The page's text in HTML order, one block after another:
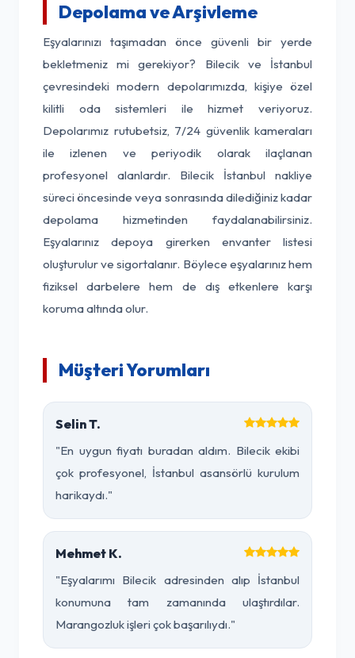
Depolama ve Arşivleme
Eşyalarınızı taşımadan önce güvenli bir yerde
bekletmeniz mi gerekiyor? Bilecik ve İstanbul
çevresindeki modern depolarımızda, kişiye özel
kilitli oda sistemleri ile hizmet veriyoruz.
Depolarımız rutubetsiz, 7/24 güvenlik kameraları
ile izlenen ve periyodik olarak ilaçlanan
profesyonel alanlardır. Bilecik İstanbul nakliye
süreci öncesinde veya sonrasında dilediğiniz kadar
depolama hizmetinden faydalanabilirsiniz.
Eşyalarınız depoya girerken envanter listesi
oluşturulur ve sigortalanır. Böylece eşyalarınız hem
fiziksel darbelere hem de dış etkenlere karşı
koruma altında olur.
Müşteri Yorumları
Selin T.
"En uygun fiyatı buradan aldım. Bilecik ekibi
çok profesyonel, İstanbul asansörlü kurulum
harikaydı."
Mehmet K.
"Eşyalarımı Bilecik adresinden alıp İstanbul
konumuna tam zamanında ulaştırdılar.
Marangozluk işleri çok başarılıydı."